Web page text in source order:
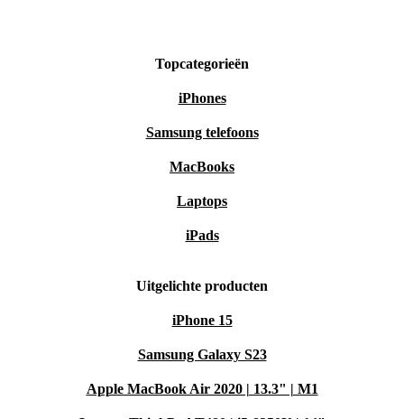
Maak vandaag nog de overstap naar een future-proof én
Topcategorieën
iPhones
Samsung telefoons
MacBooks
Laptops
iPads
Uitgelichte producten
iPhone 15
Samsung Galaxy S23
Apple MacBook Air 2020 | 13.3" | M1